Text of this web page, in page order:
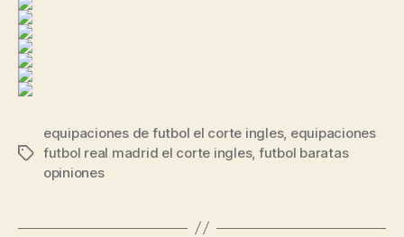
Etiquetas
equipaciones de futbol el corte ingles, equipaciones
futbol real madrid el corte ingles, futbol baratas
opiniones